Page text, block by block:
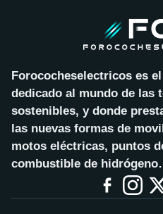
Forococheselectricos es
dedicado al mundo de las
sostenibles, y donde
las nuevas formas de
motos eléctricas, puntos
combustible de